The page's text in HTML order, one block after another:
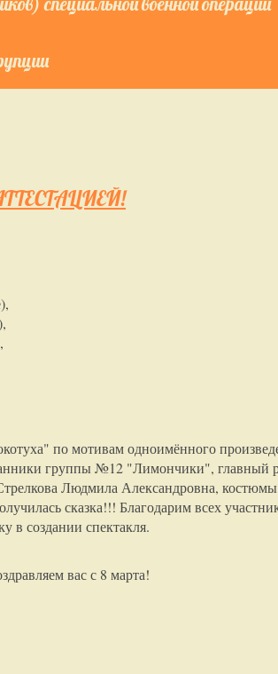
по мотивам одноимённого
группы №12 "Лимончики", главный
Людмила Александровна,
сказка!!! Благодарим всех
создании спектакля.
вас с 8 марта!